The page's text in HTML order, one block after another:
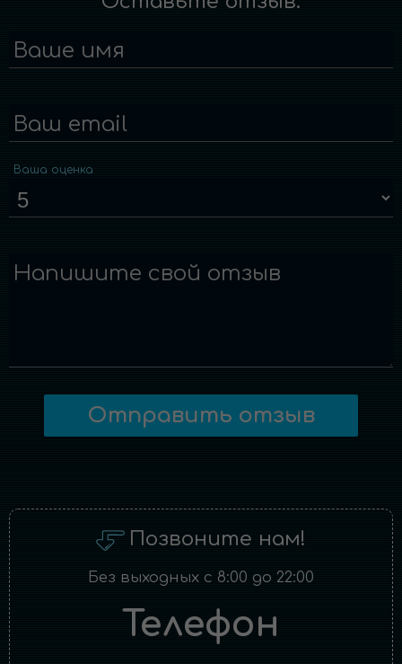
Ваше имя
Ваш email
Ваша оценка
Напишите свой отзыв
Отправить отзыв
Позвоните нам!
Без выходных с 8:00 до 22:00
Телефон